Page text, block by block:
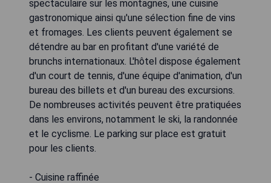
spectaculaire sur les montagnes, une cuisine
gastronomique ainsi qu'une sélection fine de vins
et fromages. Les clients peuvent également se
détendre au bar en profitant d'une variété de
brunchs internationaux. L'hôtel dispose également
d'un court de tennis, d'une équipe d'animation, d'un
bureau des billets et d'un bureau des excursions.
De nombreuses activités peuvent être pratiquées
dans les environs, notamment le ski, la randonnée
et le cyclisme. Le parking sur place est gratuit
pour les clients.
- Cuisine raffinée